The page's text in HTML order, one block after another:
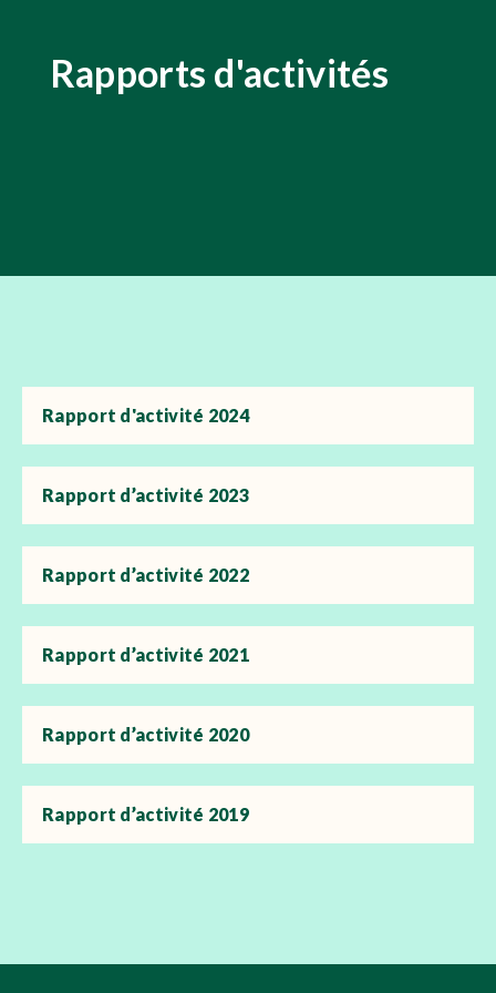
Rapports d'activités
Rapport d'activité 2024
Rapport d’activité 2023
Rapport d’activité 2022
Rapport d’activité 2021
Rapport d’activité 2020
Rapport d’activité 2019